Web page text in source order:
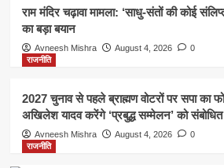
राम मंदिर चढ़ावा मामला: ‘साधु-संतों की कोई
का बड़ा बयान
Avneesh Mishra August 4, 2026
0
राजनीति
2027 चुनाव से पहले ब्राह्मण वोटरों पर सपा
अखिलेश यादव करेंगे ‘प्रबुद्ध सम्मेलन’ को संबोधित
Avneesh Mishra August 4, 2026
0
राजनीति